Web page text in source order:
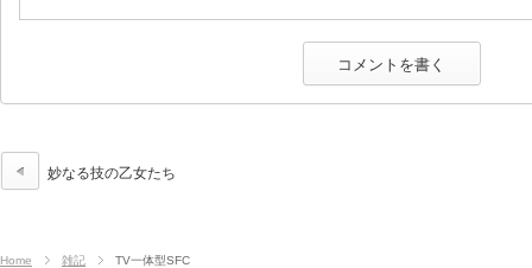
妙なる技の乙女たち
Home 雑記 TV一体型SFC